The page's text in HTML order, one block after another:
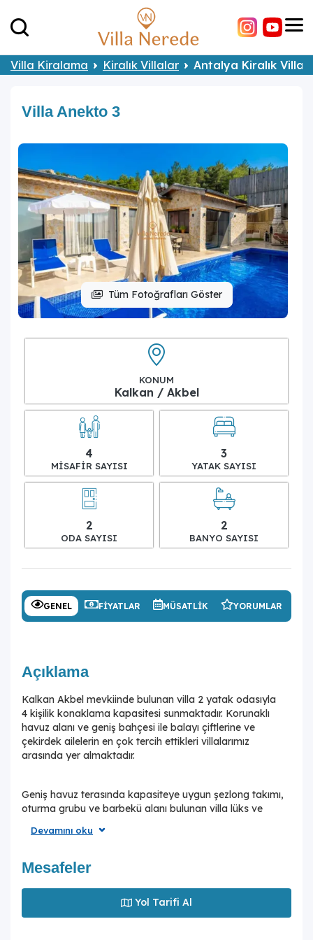
Villa Kiralama Kiralık Villalar Antalya Kiralık
Villa Anekto 3
Tüm Fotoğrafları Göster
KONUM
Kalkan / Akbel
4
MISAFIR SAYISI
3
YATAK SAYISI
2
ODA SAYISI
2
BANYO SAYISI
GENEL FIYATLAR MÜSATLIK YORUMLAR
Açıklama
Kalkan Akbel mevkiinde bulunan villa 2 yatak odasıyla
4 kişilik konaklama kapasitesi sunmaktadır. Korunaklı
havuz alanı ve geniş bahçesi ile balayı çiftlerine ve
çekirdek ailelerin en çok tercih ettikleri villalarımız
arasında yer almaktadır.
Geniş havuz terasında kapasiteye uygun şezlong takımı,
oturma grubu ve barbekü alanı bulunan villa lüks ve
açılan konforlu oturma odası ve tam donanımlı açık
banyosu ve jakuzi; ikinci yatak yatak odasında ise ikitek
Tüm detaylarıyla sizleri memnun bırakacak villa, değerli
Devamını oku
Mesafeler
Yol Tarifi Al